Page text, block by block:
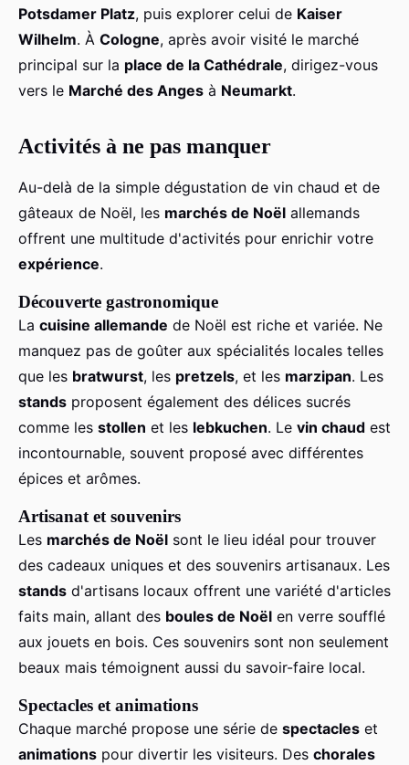
Potsdamer Platz, puis explorer celui de Kaiser
Wilhelm. À Cologne, après avoir visité le marché
principal sur la place de la Cathédrale, dirigez-vous
vers le Marché des Anges à Neumarkt.
Activités à ne pas manquer
Au-delà de la simple dégustation de vin chaud et de
gâteaux de Noël, les marchés de Noël allemands
offrent une multitude d'activités pour enrichir votre
expérience.
Découverte gastronomique
La cuisine allemande de Noël est riche et variée. Ne
manquez pas de goûter aux spécialités locales telles
que les bratwurst, les pretzels, et les marzipan. Les
stands proposent également des délices sucrés
comme les stollen et les lebkuchen. Le vin chaud est
incontournable, souvent proposé avec différentes
épices et arômes.
Artisanat et souvenirs
Les marchés de Noël sont le lieu idéal pour trouver
des cadeaux uniques et des souvenirs artisanaux. Les
stands d'artisans locaux offrent une variété d'articles
faits main, allant des boules de Noël en verre soufflé
aux jouets en bois. Ces souvenirs sont non seulement
beaux mais témoignent aussi du savoir-faire local.
Spectacles et animations
Chaque marché propose une série de spectacles et
animations pour divertir les visiteurs. Des chorales